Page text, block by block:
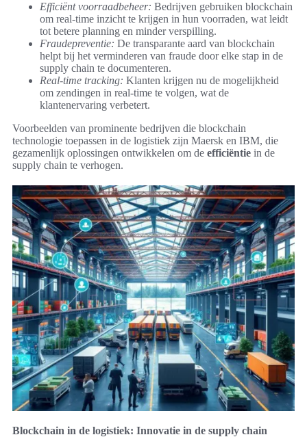
Efficiënt voorraadbeheer: Bedrijven gebruiken blockchain
om real-time inzicht te krijgen in hun voorraden, wat leidt
tot betere planning en minder verspilling.
Fraudepreventie: De transparante aard van blockchain
helpt bij het verminderen van fraude door elke stap in de
supply chain te documenteren.
Real-time tracking: Klanten krijgen nu de mogelijkheid
om zendingen in real-time te volgen, wat de
klantenervaring verbetert.
Voorbeelden van prominente bedrijven die blockchain
technologie toepassen in de logistiek zijn Maersk en IBM, die
gezamenlijk oplossingen ontwikkelen om de efficiëntie in de
supply chain te verhogen.
Blockchain in de logistiek: Innovatie in de supply chain